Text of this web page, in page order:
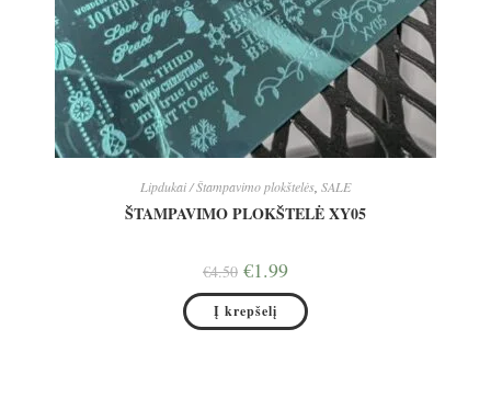
Lipdukai / Štampavimo plokštelės SALE
ŠTAMPAVIMO PLOKŠTELĖ XY05
€4.50 Original
price
was:
€4.50.
€1.99Current
is:
€1.99.
Į krepšelį